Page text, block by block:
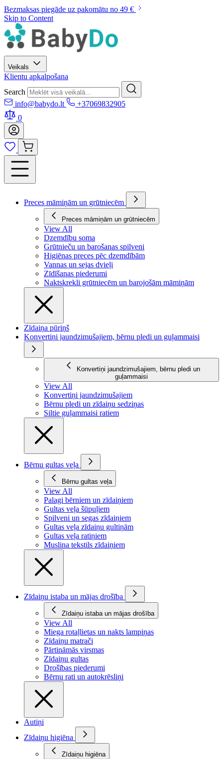
Bezmaksas piegāde uz pakomātu no 49 €
Skip to Content
Veikals
Klientu apkalpošana
Search
info@babydo.lt
+37069832905
0
Preces māmiņām un grūtniecēm
Preces māmiņām un grūtniecēm
View All
Dzemdību soma
Grūtnieču un barošanas spilveni
Higiēnas preces pēc dzemdībām
Vannas un sejas dvieļi
Zīdīšanas piederumi
Naktskrekli grūtniecēm un barojošām māmiņām
Zīdaiņa pūriņš
Konvertiņi jaundzimušajiem, bērnu pledi un guļammaisi
Konvertiņi jaundzimušajiem, bērnu pledi un
guļammaisi
View All
Konvertiņi jaundzimušajiem
Bērnu pledi un zīdaiņu sedziņas
Siltie guļammaisi ratiem
Bērnu gultas veļa
Bērnu gultas veļa
View All
Palagi bērniem un zīdaiņiem
Gultas veļa šūpuļiem
Spilveni un segas zīdaiņiem
Gultas veļa zīdaiņu gultiņām
Gultas veļa ratiņiem
Muslina tekstils zīdaiņiem
Zīdaiņu istaba un mājas drošība
Zīdaiņu istaba un mājas drošība
View All
Miega rotaļlietas un nakts lampiņas
Zīdaiņu matrači
Pārtināmās virsmas
Zīdaiņu gultas
Drošības piederumi
Bērnu rati un autokrēsliņi
Autiņi
Zīdaiņu higiēna
Zīdaiņu higiēna